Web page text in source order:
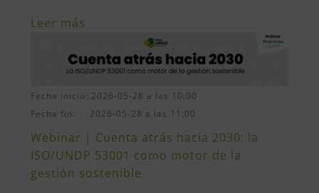
Leer más
Fecha inicio: 2026-05-28 a las 10:00
Fecha fin: 2026-05-28 a las 11:00
Webinar | Cuenta atrás hacia 2030: la
ISO/UNDP 53001 como motor de la
gestión sostenible